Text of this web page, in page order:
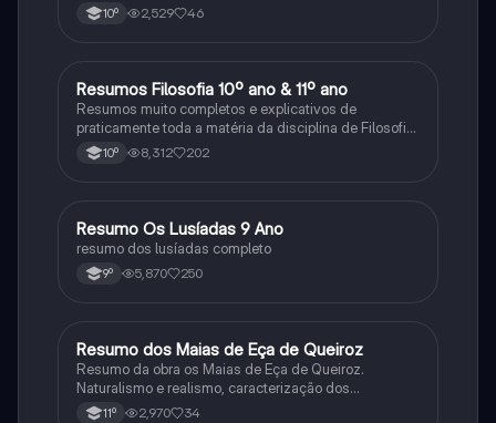
10º 2,529 46
Filosofia
Resumos Filosofia 10º ano & 11º ano
Resumos muito completos e explicativos de
praticamente toda a matéria da disciplina de Filosofia
10º 8,312 202
Português
Resumo Os Lusíadas 9 Ano
resumo dos lusíadas completo
9º 5,870 250
Português
Resumo dos Maias de Eça de Queiroz
Resumo da obra os Maias de Eça de Queiroz.
Naturalismo e realismo, caracterização dos
personagens e contexto histórico.
11º 2,970 34